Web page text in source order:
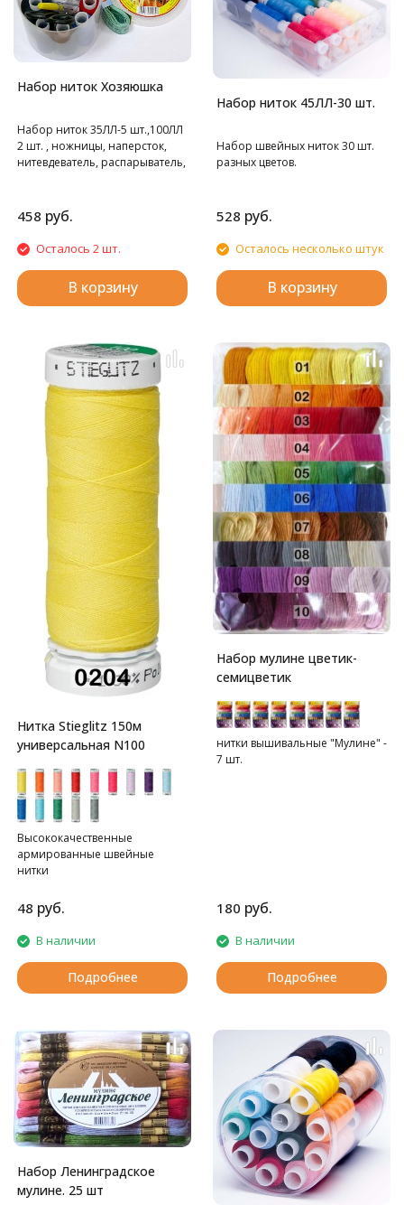
Набор ниток Хозяюшка
Набор ниток 35ЛЛ-5 шт.,100ЛЛ
2 шт. , ножницы, наперсток,
нитевдеватель, распарыватель,
458 руб.
Осталось 2 шт.
В корзину
Набор ниток 45ЛЛ-30 шт.
Набор швейных ниток 30 шт.
разных цветов.
528 руб.
Осталось несколько штук
В корзину
Нитка Stieglitz 150м
универсальная N100
Высококачественные
армированные швейные
нитки
48 руб.
В наличии
Подробнее
Набор мулине цветик-
семицветик
нитки вышивальные "Мулине" -
7 шт.
180 руб.
В наличии
Подробнее
Набор Ленинградское
мулине. 25 шт